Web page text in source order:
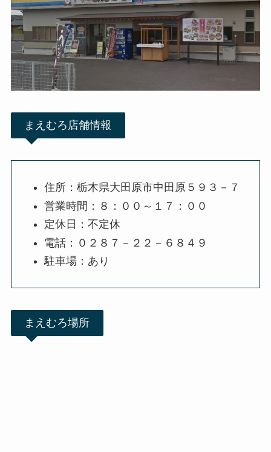
まえむろ店舗情報
住所：栃木県大田原市中田原５９３－７
営業時間：８：００～１７：００
定休日：不定休
電話：０２８７－２２－６８４９
駐車場：あり
まえむろ場所